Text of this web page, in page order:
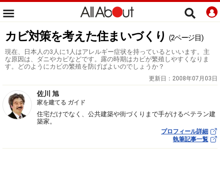
カビ対策を考えた住まいづくり (2ページ目)
現在、日本人の3人に1人はアレルギー症状を持っているといいます。主
な原因は、ダニやカビなどです。露の時期はカビが繁殖しやすくなりま
す。どのようにカビの繁殖を防げばよいのでしょうか？
更新日： 2008年07月03日
佐川 旭
家を建てる ガイド
住宅だけでなく、公共建築や街づくりまで手がけるベテラン建
築家。
プロフィール詳細
執筆記事一覧